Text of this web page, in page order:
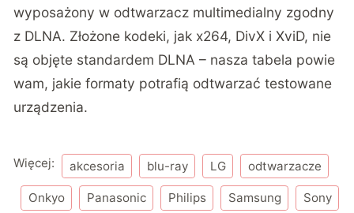
wyposażony w odtwarzacz multimedialny zgodny
z DLNA. Złożone kodeki, jak x264, DivX i XviD, nie
są objęte standardem DLNA – nasza tabela powie
wam, jakie formaty potrafią odtwarzać testowane
urządzenia.
Więcej: akcesoria blu-ray LG odtwarzacze
Onkyo Panasonic Philips Samsung Sony